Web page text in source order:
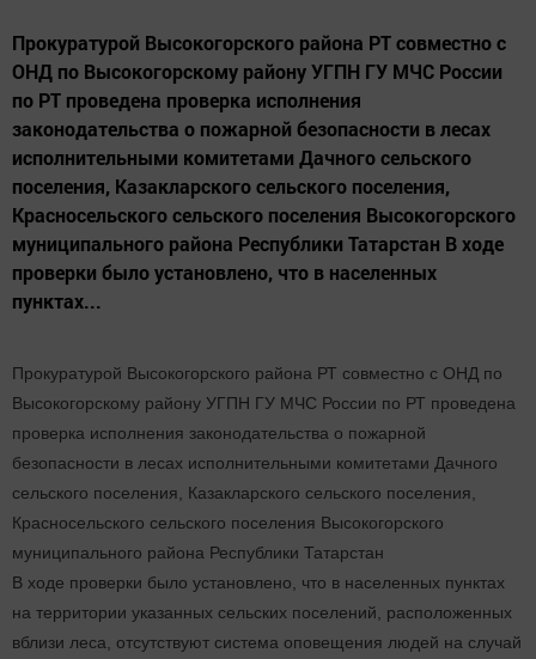
Прокуратурой Высокогорского района РТ совместно с
ОНД по Высокогорскому району УГПН ГУ МЧС России
по РТ проведена проверка исполнения
законодательства о пожарной безопасности в лесах
исполнительными комитетами Дачного сельского
поселения, Казакларского сельского поселения,
Красносельского сельского поселения Высокогорского
муниципального района Республики Татарстан В ходе
проверки было установлено, что в населенных
пунктах...
Прокуратурой Высокогорского района РТ совместно с ОНД по
Высокогорскому району УГПН ГУ МЧС России по РТ проведена
проверка исполнения законодательства о пожарной
безопасности в лесах исполнительными комитетами Дачного
сельского поселения, Казакларского сельского поселения,
Красносельского сельского поселения Высокогорского
муниципального района Республики Татарстан
В ходе проверки было установлено, что в населенных пунктах
на территории указанных сельских поселений, расположенных
вблизи леса, отсутствуют система оповещения людей на случай